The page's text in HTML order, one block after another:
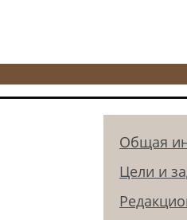
Общая
Цели и